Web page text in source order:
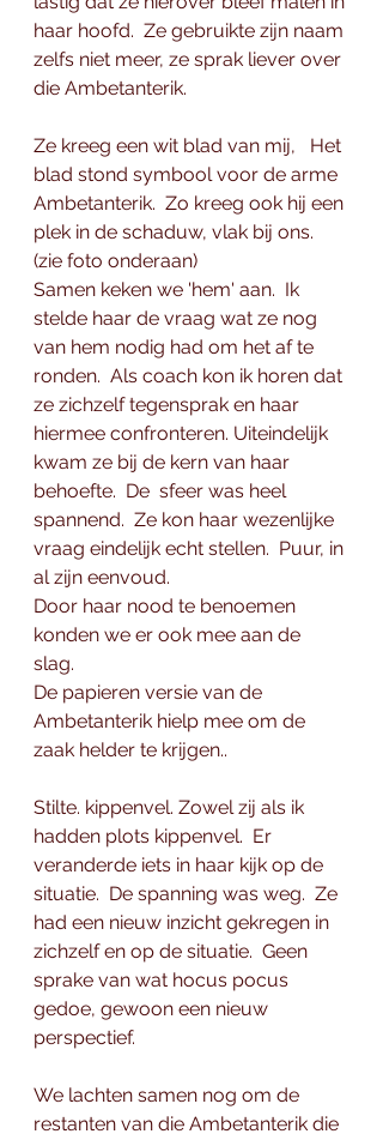
haar hoofd.  Ze gebruikte zijn naam
zelfs niet meer, ze sprak liever over
die Ambetanterik.
Ze kreeg een wit blad van mij,   Het
blad stond symbool voor de arme
Ambetanterik.  Zo kreeg ook hij een
plek in de schaduw, vlak bij ons.
(zie foto onderaan)
Samen keken we 'hem' aan.  Ik
stelde haar de vraag wat ze nog
van hem nodig had om het af te
ronden.  Als coach kon ik horen dat
ze zichzelf tegensprak en haar
hiermee confronteren. Uiteindelijk
kwam ze bij de kern van haar
behoefte.  De  sfeer was heel
spannend.  Ze kon haar wezenlijke
vraag eindelijk echt stellen.  Puur, in
al zijn eenvoud.
Door haar nood te benoemen
konden we er ook mee aan de
slag.
De papieren versie van de
Ambetanterik hielp mee om de
zaak helder te krijgen..
Stilte. kippenvel. Zowel zij als ik
hadden plots kippenvel.  Er
veranderde iets in haar kijk op de
situatie.  De spanning was weg.  Ze
had een nieuw inzicht gekregen in
zichzelf en op de situatie.  Geen
sprake van wat hocus pocus
gedoe, gewoon een nieuw
perspectief.
We lachten samen nog om de
restanten van die Ambetanterik die